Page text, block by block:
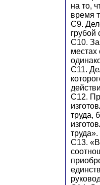
на то,
время
С9.
грубой
С10.
местах
С11.
С12.
труда,
труда».
С13.